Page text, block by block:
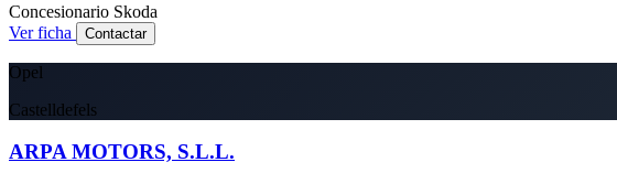
Concesionario Skoda
Ver ficha
Contactar
Opel
Castelldefels
ARPA MOTORS, S.L.L.